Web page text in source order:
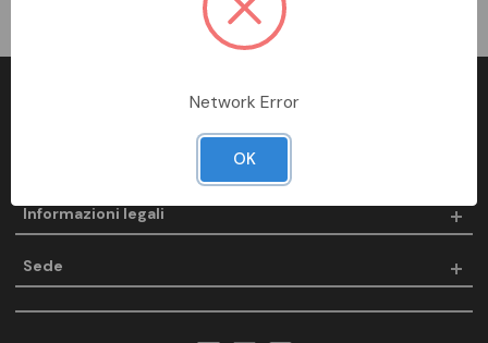
Informazioni legali
Sede
Network Error
OK